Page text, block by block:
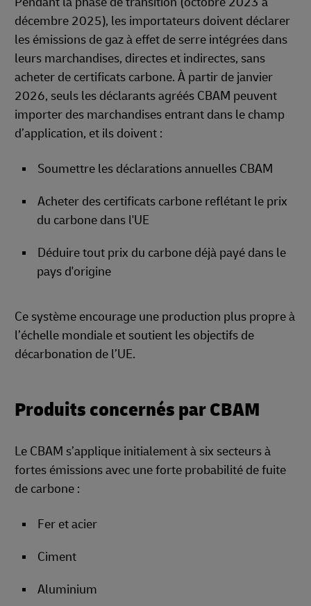
décembre 2025), les importateurs doivent déclarer
les émissions de gaz à effet de serre intégrées dans
leurs marchandises, directes et indirectes, sans
acheter de certificats carbone. À partir de janvier
2026, seuls les déclarants agréés CBAM peuvent
importer des marchandises entrant dans le champ
d’application, et ils doivent :
Soumettre les déclarations annuelles CBAM
Acheter des certificats carbone reflétant le prix
du carbone dans l'UE
Déduire tout prix du carbone déjà payé dans le
pays d'origine
Ce système encourage une production plus propre à
l’échelle mondiale et soutient les objectifs de
décarbonation de l’UE.
Produits concernés par CBAM
Le CBAM s’applique initialement à six secteurs à
fortes émissions avec une forte probabilité de fuite
de carbone :
Fer et acier
Ciment
Aluminium